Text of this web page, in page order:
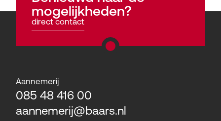
mogelijkheden?
direct contact
Aannemerij
085 48 416 00
aannemerij@baars.nl